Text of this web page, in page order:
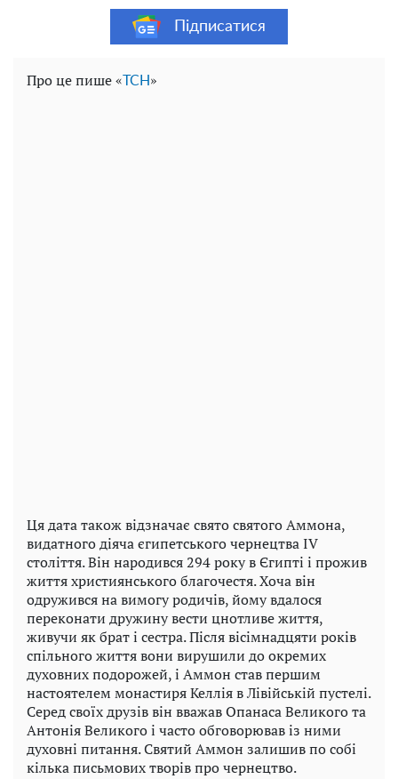
Підписатися
Про це пише « ТСН»
Ця дата також відзначає свято святого Аммона,
видатного діяча єгипетського чернецтва ІV
століття. Він народився 294 року в Єгипті і прожив
життя християнського благочестя. Хоча він
одружився на вимогу родичів, йому вдалося
переконати дружину вести цнотливе життя,
живучи як брат і сестра. Після вісімнадцяти років
спільного життя вони вирушили до окремих
духовних подорожей, і Аммон став першим
настоятелем монастиря Келлія в Лівійській пустелі.
Серед своїх друзів він вважав Опанаса Великого та
Антонія Великого і часто обговорював із ними
духовні питання. Святий Аммон залишив по собі
кілька письмових творів про чернецтво.